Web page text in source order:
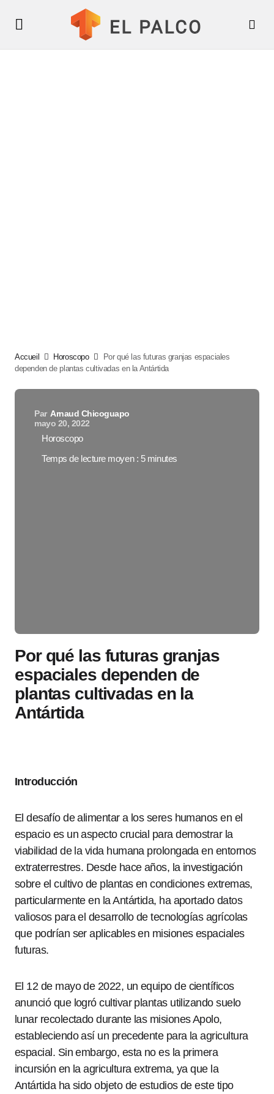
Accueil Horoscopo
Por qué las futuras granjas espaciales
dependen de plantas cultivadas en la Antártida
Par Arnaud Chicoguapo
mayo 20, 2022
Horoscopo
Temps de lecture moyen : 5 minutes
Por qué las futuras granjas
espaciales dependen de
plantas cultivadas en la
Antártida
Introducción
El desafío de alimentar a los seres humanos en el
espacio es un aspecto crucial para demostrar la
viabilidad de la vida humana prolongada en entornos
extraterrestres. Desde hace años, la investigación
sobre el cultivo de plantas en condiciones extremas,
particularmente en la Antártida, ha aportado datos
valiosos para el desarrollo de tecnologías agrícolas
que podrían ser aplicables en misiones espaciales
futuras.
El 12 de mayo de 2022, un equipo de científicos
anunció que logró cultivar plantas utilizando suelo
lunar recolectado durante las misiones Apolo,
estableciendo así un precedente para la agricultura
espacial. Sin embargo, esta no es la primera
incursión en la agricultura extrema, ya que la
Antártida ha sido objeto de estudios de este tipo